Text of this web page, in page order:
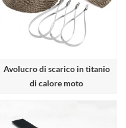
Avolucro di scarico in titanio
di calore moto